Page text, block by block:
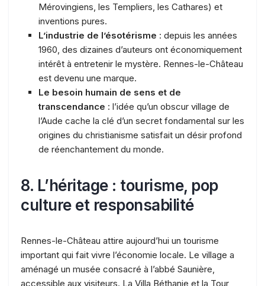
Mérovingiens, les Templiers, les Cathares) et
inventions pures.
L’industrie de l’ésotérisme : depuis les années
1960, des dizaines d’auteurs ont économiquement
intérêt à entretenir le mystère. Rennes-le-Château
est devenu une marque.
Le besoin humain de sens et de
transcendance : l’idée qu’un obscur village de
l’Aude cache la clé d’un secret fondamental sur les
origines du christianisme satisfait un désir profond
de réenchantement du monde.
8. L’héritage : tourisme, pop
culture et responsabilité
Rennes-le-Château attire aujourd’hui un tourisme
important qui fait vivre l’économie locale. Le village a
aménagé un musée consacré à l’abbé Saunière,
accessible aux visiteurs. La Villa Béthanie et la Tour